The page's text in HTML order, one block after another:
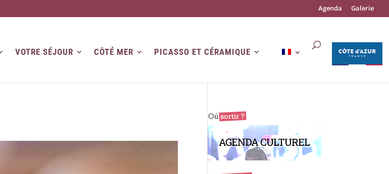
Agenda Galerie
VOTRE SÉJOUR CÔTÉ MER PICASSO ET CÉRAMIQUE
AGENDA CULTUREL